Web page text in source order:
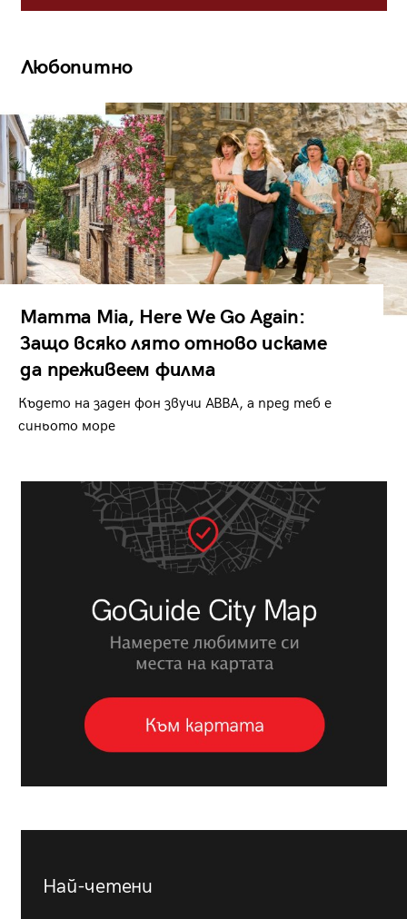
Любопитно
Mamma Mia, Here We Go Again:
Защо всяко лято отново искаме
да преживеем филма
Където на заден фон звучи ABBA, а пред теб е
синьото море
Най-четени